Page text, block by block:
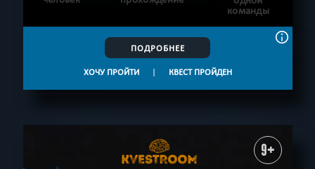
команды
ПОДРОБНЕЕ
ХОЧУ ПРОЙТИ | КВЕСТ ПРОЙДЕН
9+